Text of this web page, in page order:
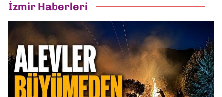
İzmir Haberleri